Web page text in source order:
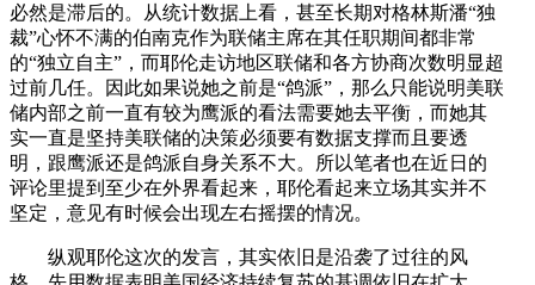
必然是滞后的。从统计数据上看，甚至长期对格林斯潘“独
裁”心怀不满的伯南克作为联储主席在其任职期间都非常
的“独立自主”，而耶伦走访地区联储和各方协商次数明显超
过前几任。因此如果说她之前是“鸽派”，那么只能说明美联
储内部之前一直有较为鹰派的看法需要她去平衡，而她其
实一直是坚持美联储的决策必须要有数据支撑而且要透
明，跟鹰派还是鸽派自身关系不大。所以笔者也在近日的
评论里提到至少在外界看起来，耶伦看起来立场其实并不
坚定，意见有时候会出现左右摇摆的情况。
纵观耶伦这次的发言，其实依旧是沿袭了过往的风